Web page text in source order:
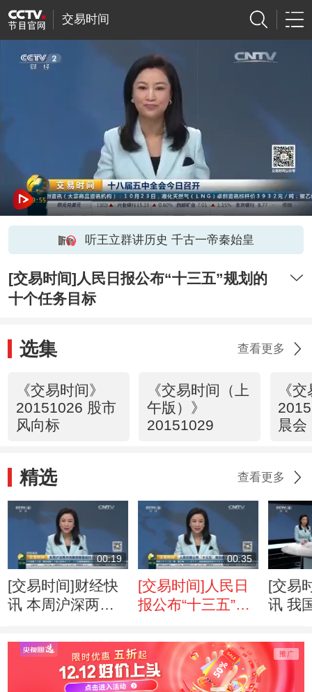
交易时间
听王立群讲历史 千古一帝秦始皇
[交易时间]人民日报公布“十三五”规划的
十个任务目标
选集 查看更多
《交易时间》
20151026 股市
风向标
《交易时间（上
午版）》
20151029
《
晨会
精选 查看更多
00:19
[交易时间]财经快
讯 本周沪深两市
102亿元
00:35
[交易时间]人民日
报公布“十三五”规
[交易
讯 我